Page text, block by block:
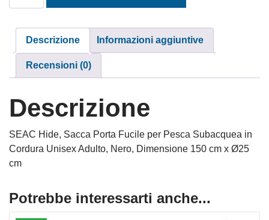
Descrizione Informazioni aggiuntive
Recensioni (0)
Descrizione
SEAC Hide, Sacca Porta Fucile per Pesca Subacquea in
Cordura Unisex Adulto, Nero, Dimensione 150 cm x Ø25
cm
Potrebbe interessarti anche...